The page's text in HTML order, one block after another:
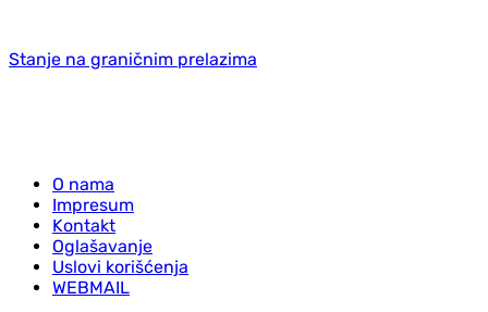
Stanje na graničnim prelazima
O nama
Impresum
Kontakt
Oglašavanje
Uslovi korišćenja
WEBMAIL